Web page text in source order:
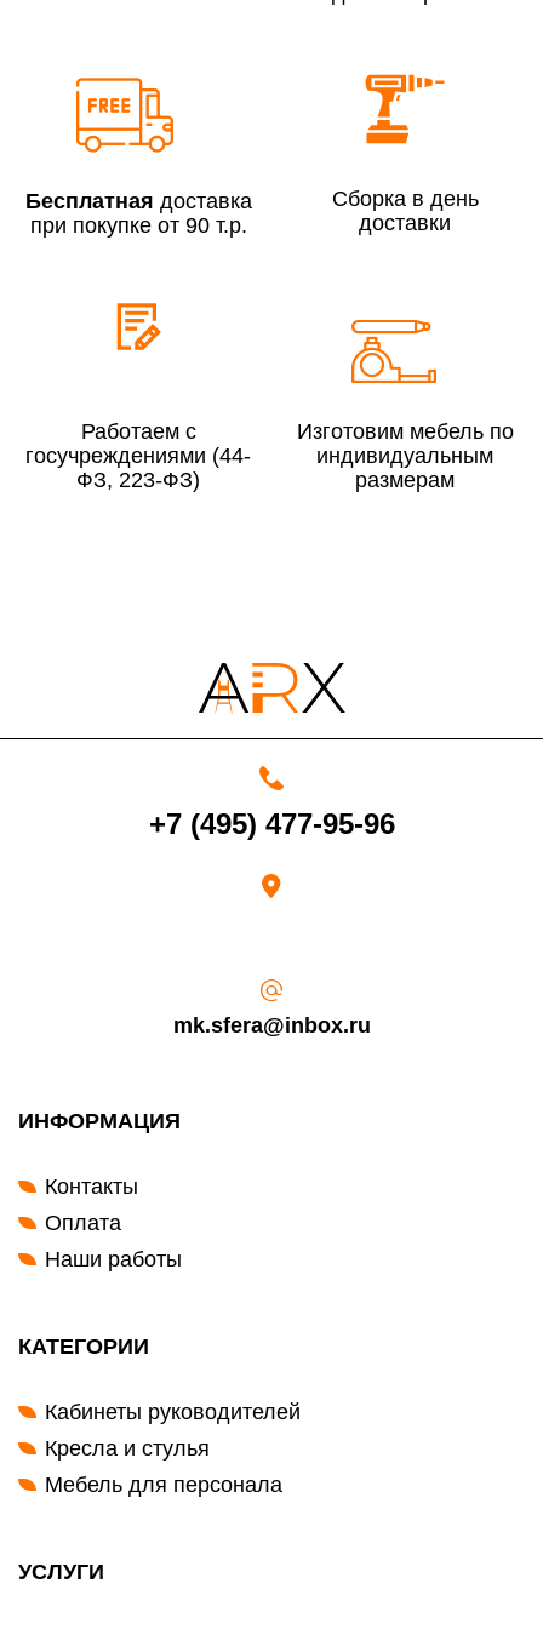
Сборка по Москве в будние дни при заказе:
Сборка по Московской области при заказе:
До 300 000 руб.
4000 руб. в рабочее время
момента получения товара.
счет в течение 5-30 рабочих дней (срок зависит от банка, который
Бесплатная доставка
при покупке от 90 т.р.
Сборка в день
доставки
Работаем с
госучреждениями (44-
ФЗ, 223-ФЗ)
Изготовим мебель по
индивидуальным
размерам
+7 (495) 477-95-96
mk.sfera@inbox.ru
ИНФОРМАЦИЯ
Контакты
Оплата
Наши работы
КАТЕГОРИИ
Кабинеты руководителей
Кресла и стулья
Мебель для персонала
УСЛУГИ